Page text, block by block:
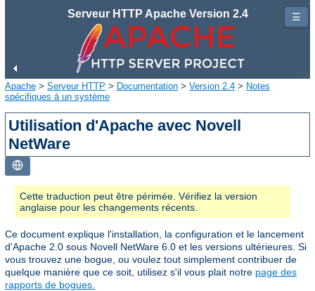
Serveur HTTP Apache Version 2.4
Apache > Serveur HTTP > Documentation > Version 2.4 > Notes
spécifiques à un système
Utilisation d'Apache avec Novell
NetWare
Cette traduction peut être périmée. Vérifiez la version
anglaise pour les changements récents.
Ce document explique l'installation, la configuration et le lancement
d'Apache 2.0 sous Novell NetWare 6.0 et les versions ultérieures. Si
vous trouvez une bogue, ou voulez tout simplement contribuer de
quelque manière que ce soit, utilisez s'il vous plait notre page des
rapports de bogues.
☰